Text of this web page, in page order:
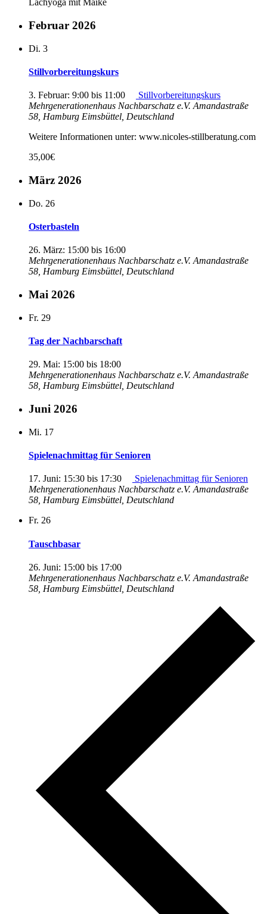
Lachyoga mit Maike
Februar 2026
Di. 3
Stillvorbereitungskurs
3. Februar: 9:00 bis 11:00
Stillvorbereitungskurs
Mehrgenerationenhaus Nachbarschatz e.V. Amandastraße
58, Hamburg Eimsbüttel, Deutschland
Weitere Informationen unter: www.nicoles-stillberatung.com
35,00€
März 2026
Do. 26
Osterbasteln
26. März: 15:00 bis 16:00
Mehrgenerationenhaus Nachbarschatz e.V. Amandastraße
58, Hamburg Eimsbüttel, Deutschland
Mai 2026
Fr. 29
Tag der Nachbarschaft
29. Mai: 15:00 bis 18:00
Mehrgenerationenhaus Nachbarschatz e.V. Amandastraße
58, Hamburg Eimsbüttel, Deutschland
Juni 2026
Mi. 17
Spielenachmittag für Senioren
17. Juni: 15:30 bis 17:30
Spielenachmittag für Senioren
Mehrgenerationenhaus Nachbarschatz e.V. Amandastraße
58, Hamburg Eimsbüttel, Deutschland
Fr. 26
Tauschbasar
26. Juni: 15:00 bis 17:00
Mehrgenerationenhaus Nachbarschatz e.V. Amandastraße
58, Hamburg Eimsbüttel, Deutschland